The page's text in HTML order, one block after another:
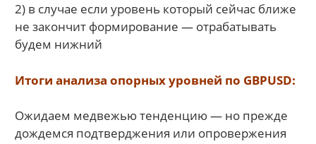
2) в случае если уровень который сейчас ближе
не закончит формирование — отрабатывать
будем нижний
Итоги анализа опорных уровней по GBPUSD:
Ожидаем медвежью тенденцию — но прежде
дождемся подтверджения или опровержения